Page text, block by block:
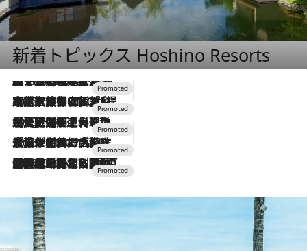
新着トピックス Hoshino Resorts
2026.8.7
【トンボの足水浴】ヒノキの香りに包まれて涼感マックス！約13℃の湧水かけ流しを避暑地「星野温泉 トンボの湯」で体験
2026.7.31
【ホテル帰省】という選択肢をOMOが提案。家族とほどよい距離を保つには「昼は実家、夜は気兼ねなくホテルで！」
2026.7.24
【夏限定ディナーコース】旬を迎える稚鮎や花ズッキーニなどをイタリア・トスカーナの郷土料理の手法で満喫！
2026.7.17
「土佐和ハーブかき氷」がOMO7高知に登場！生姜、山椒、大葉など目にも舌にも涼を呼ぶ郷土の味
2026.7.10
NEW OPEN！【界 草津】名湯の地に誕生。趣の異なる2種の温泉と上州ならではの会席・蕎麦割烹など美食を味わう究極の癒やし旅